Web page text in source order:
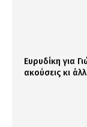
Ευρυδίκη για
ακούσεις κι